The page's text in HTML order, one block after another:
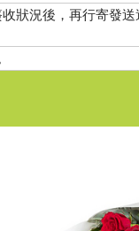
狀況後，再行寄發